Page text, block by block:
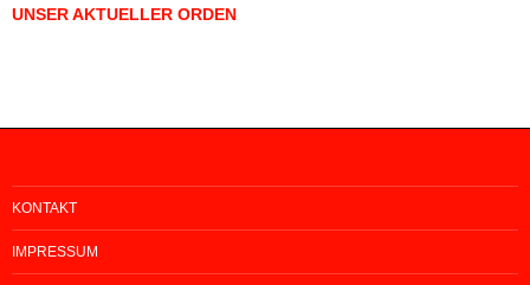
UNSER AKTUELLER ORDEN
KONTAKT
IMPRESSUM